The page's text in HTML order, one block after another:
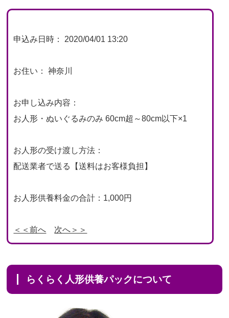
申込み日時： 2020/04/01 13:20
お住い： 神奈川
お申し込み内容：
お人形・ぬいぐるみのみ 60cm超～80cm以下×1
お人形の受け渡し方法：
配送業者で送る【送料はお客様負担】
お人形供養料金の合計：1,000円
＜＜前へ 次へ＞＞
らくらく人形供養パックについて